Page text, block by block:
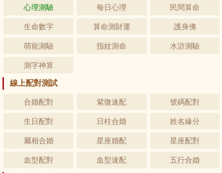
心理測驗 每日心理 民間算命
生命數字 算命測財運 護身佛
萌寵測驗 指紋測命 水滸測驗
測字神算
線上配對測試
合婚配對 紫微速配 號碼配對
生日配對 日柱合婚 姓名緣分
屬相合婚 星座婚配 星座配對
血型配對 血型速配 五行合婚